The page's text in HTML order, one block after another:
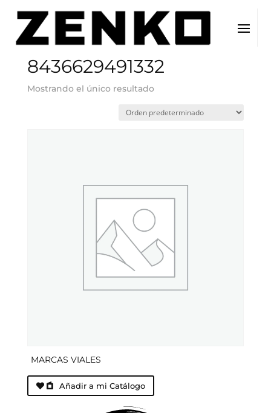
Inicio / EAN del producto / 8436629491332
8436629491332
Mostrando el único resultado
MARCAS VIALES
Añadir a mi Catálogo